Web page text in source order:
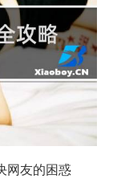
网友的困惑